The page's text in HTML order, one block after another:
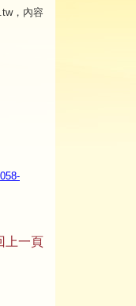
，內容
上一頁